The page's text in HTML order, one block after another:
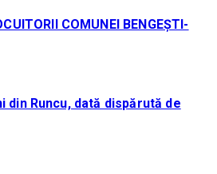
COMUNEI BENGEȘTI-
din Runcu, dată dispărută de